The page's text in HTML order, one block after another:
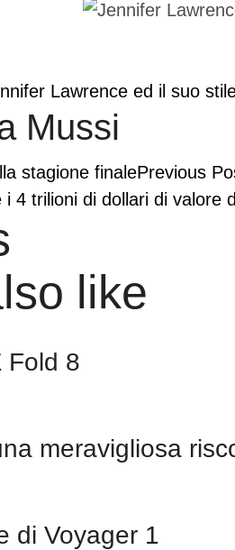
Lawrence ed il suo
Mussi
Previous
i 4 trilioni di dollari di valore
like
Fold 8
meravigliosa
di Voyager 1